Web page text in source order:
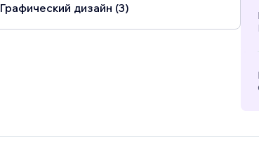
Графический дизайн (3)